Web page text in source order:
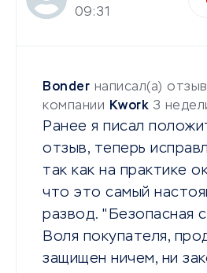
09:31
Bonder написал(а)
компании Kwork 3
Ранее я писал
отзыв, теперь
так как на практике
что это самый
развод. "Безопасная
Воля покупателя,
защищен ничем, ни